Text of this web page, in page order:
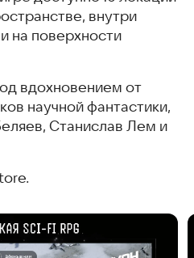
внутри
на поверхности
вдохновением от
научной фантастики,
Станислав Лем и